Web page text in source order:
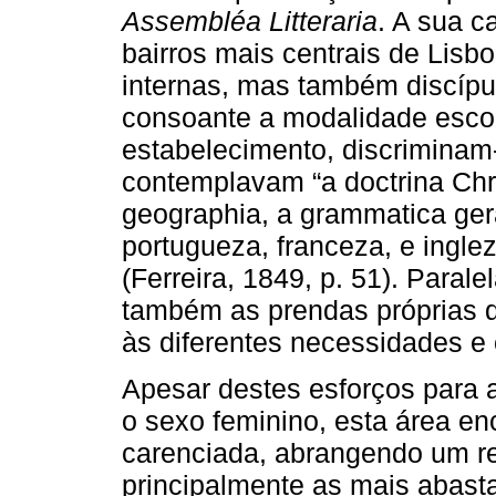
Assembléa Litteraria. A sua
bairros mais centrais de
internas, mas também
consoante a modalidade
estabelecimento,
contemplavam “a doctrina
geographia, a grammatica
portugueza, franceza, e
(Ferreira, 1849, p. 51).
também as prendas próprias
às diferentes necessidades
Apesar destes esforços para
o sexo feminino, esta área
carenciada, abrangendo um
principalmente as mais